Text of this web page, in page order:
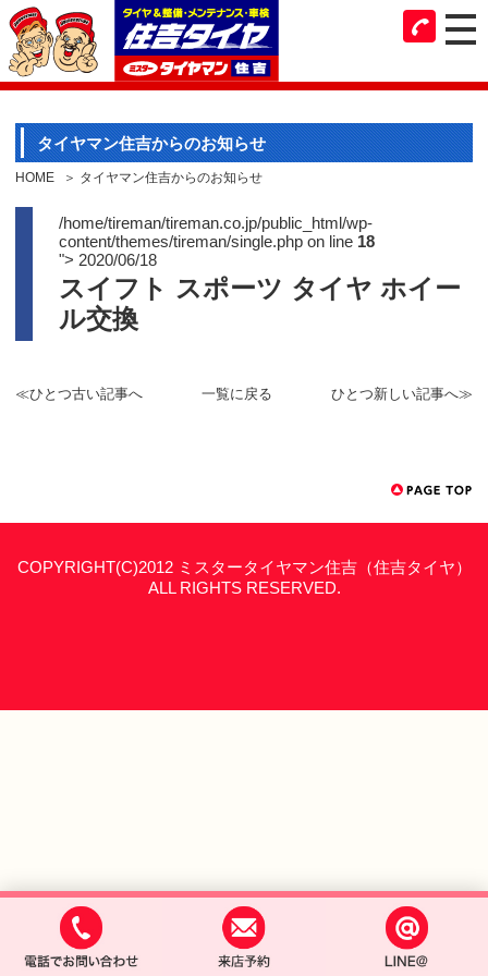
タイヤマン住吉からのお知らせ
HOME タイヤマン住吉からのお知らせ
/home/tireman/tireman.co.jp/public_html/wp-
content/themes/tireman/single.php on line 18
"> 2020/06/18
スイフト スポーツ タイヤ ホイー
ル交換
≪ひとつ古い記事へ 一覧に戻る ひとつ新しい記事へ≫
COPYRIGHT(C)2012 ミスタータイヤマン住吉（住吉タイヤ）
ALL RIGHTS RESERVED.